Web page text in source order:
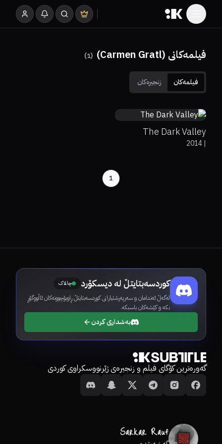
فیلمەکانی (Carmen Gratl) (
1
)
فیلمەکان زنجیرەکان 7.1
33%
0%
The Dark Valley
|
2014
1
کوردسەبتایتڵ لە دیسکۆرد چالاک
لەگەڵ ئەندامان و سەرپەرشتیارانی کوردسەبتایتڵ ڕاوبۆچوونەکان ئاڵووگۆڕ
بکە و کێشەکان باسبکە.
بەشداری کردن
گەورەترین کۆگای فیلم و زنجیرەی ژێرنووسکراوی کوردی